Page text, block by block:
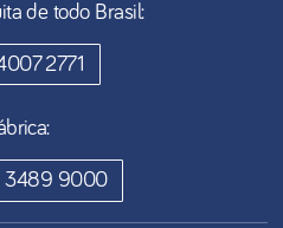
de todo Brasil:
2771
3489 9000